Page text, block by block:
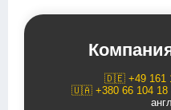
🇩🇪 +49 161
🇺🇦 +380 66 104 18